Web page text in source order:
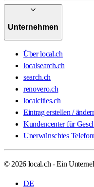
Unternehmen
Über local.ch
localsearch.ch
search.ch
renovero.ch
localcities.ch
Eintrag erstellen /
Kundencenter für
Unerwünschtes
© 2026 local.ch - Ein
DE